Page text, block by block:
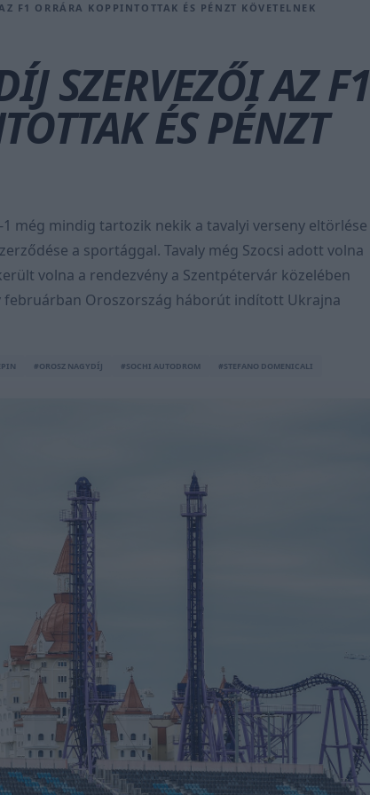
F1 ORRÁRA KOPPINTOTTAK ÉS PÉNZT KÖVETELNEK
SZERVEZŐI AZ F1
ÉS PÉNZT
még mindig tartozik nekik a tavalyi verseny eltörlése
a sportággal. Tavaly még Szocsi adott volna
volna a rendezvény a Szentpétervár közelében
Oroszország háborút indított Ukrajna
#OROSZ NAGYDÍJ #SOCHI AUTODROM #STEFANO DOMENICALI